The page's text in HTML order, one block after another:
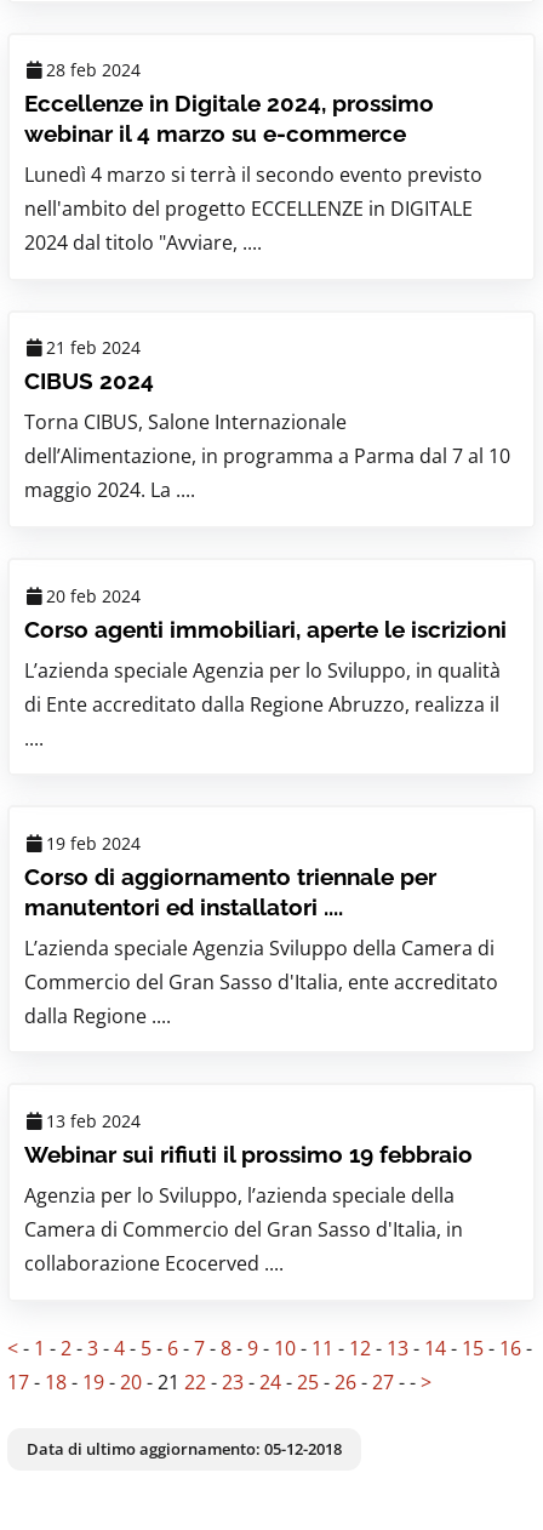
28 feb 2024
Eccellenze in Digitale 2024, prossimo
webinar il 4 marzo su e-commerce
Lunedì 4 marzo si terrà il secondo evento previsto
nell'ambito del progetto ECCELLENZE in DIGITALE
2024 dal titolo "Avviare, ....
21 feb 2024
CIBUS 2024
Torna CIBUS, Salone Internazionale
dell’Alimentazione, in programma a Parma dal 7 al 10
maggio 2024. La ....
20 feb 2024
Corso agenti immobiliari, aperte le iscrizioni
L’azienda speciale Agenzia per lo Sviluppo, in qualità
di Ente accreditato dalla Regione Abruzzo, realizza il
....
19 feb 2024
Corso di aggiornamento triennale per
manutentori ed installatori ....
L’azienda speciale Agenzia Sviluppo della Camera di
Commercio del Gran Sasso d'Italia, ente accreditato
dalla Regione ....
13 feb 2024
Webinar sui rifiuti il prossimo 19 febbraio
Agenzia per lo Sviluppo, l’azienda speciale della
Camera di Commercio del Gran Sasso d'Italia, in
collaborazione Ecocerved ....
<- 1 -2-3-4- 5- 6-7-8-9- 10- 11 - 12- 13- 14- 15- 16-
17- 18- 19-20-21 22-23-24-25-26-27-->
Data di ultimo aggiornamento: 05-12-2018